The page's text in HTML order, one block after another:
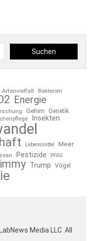
Suchen
Artenvielfalt
Bakterien
Energie
Gehirn Genetik
Insekten
Lebensmittel
Meer
Pestizide PFAS
Trump
Vögel
Media LLC. All